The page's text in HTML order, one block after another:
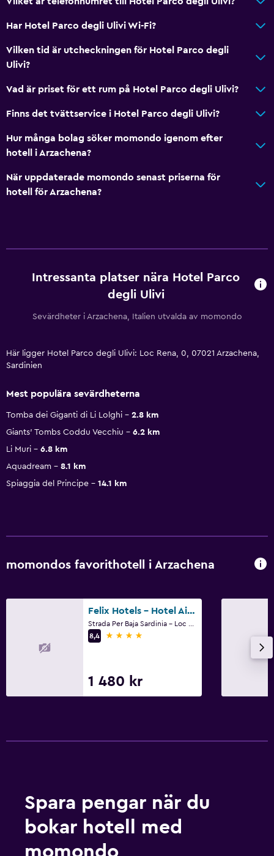
Har Hotel Parco degli Ulivi Wi-Fi?
Vilken tid är utcheckningen för Hotel Parco degli
Ulivi?
Vad är priset för ett rum på Hotel Parco degli Ulivi?
Finns det tvättservice i Hotel Parco degli Ulivi?
Hur många bolag söker momondo igenom efter
hotell i Arzachena?
När uppdaterade momondo senast priserna för
hotell för Arzachena?
Intressanta platser nära Hotel Parco
degli Ulivi
Sevärdheter i Arzachena, Italien utvalda av momondo
Här ligger Hotel Parco degli Ulivi: Loc Rena, 0, 07021 Arzachena,
Sardinien
Mest populära sevärdheterna
Tomba dei Giganti di Li Lolghi
2.8 km
Giants' Tombs Coddu Vecchiu
6.2 km
Li Muri
6.8 km
Aquadream
8.1 km
Spiaggia del Principe
14.1 km
momondos favorithotell i Arzachena
Felix Hotels - Hotel Airone
8,4
4 stjärnor
1 480 kr
Spara pengar när du
bokar hotell med
momondo